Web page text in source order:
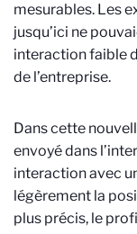
mesurables. Les
jusqu’ici ne
interaction faible
de l’entreprise.
Dans cette
envoyé dans
interaction avec
légèrement la
plus précis, le